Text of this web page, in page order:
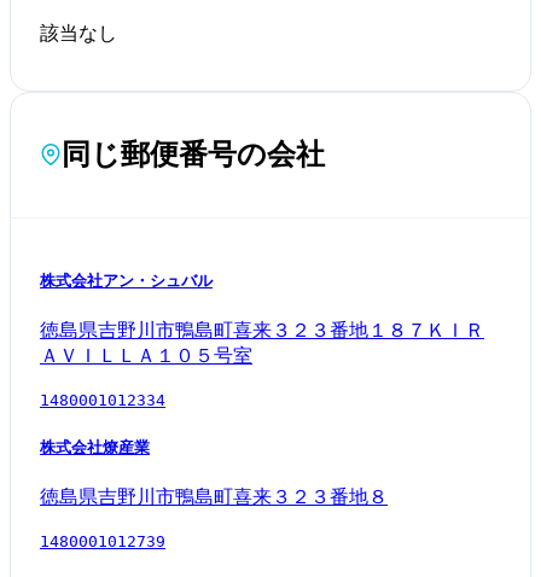
該当なし
同じ郵便番号の会社
株式会社アン・シュバル
徳島県吉野川市鴨島町喜来３２３番地１８７ＫＩＲ
ＡＶＩＬＬＡ１０５号室
1480001012334
株式会社燎産業
徳島県吉野川市鴨島町喜来３２３番地８
1480001012739